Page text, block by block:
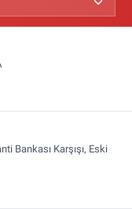
Bankası Karşışı, Eski